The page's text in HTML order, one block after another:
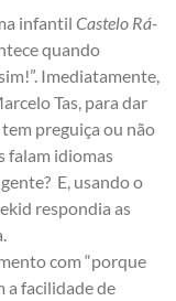
infantil Castelo Rá-
quando
Imediatamente,
Tas, para dar
preguiça ou não
falam idiomas
E, usando o
respondia as
com “porque
a facilidade de